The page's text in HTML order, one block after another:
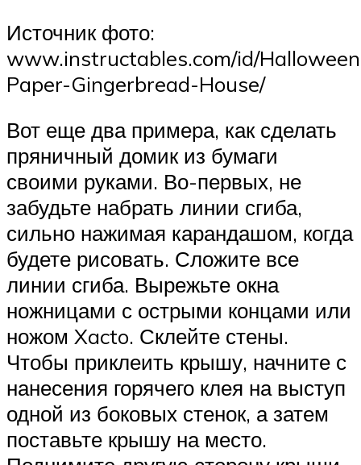
Источник фото:
www.instructables.com/id/
Paper-Gingerbread-House/
Вот еще два примера, как сделать
пряничный домик из бумаги
своими руками. Во-первых, не
забудьте набрать линии сгиба,
сильно нажимая карандашом, когда
будете рисовать. Сложите все
линии сгиба. Вырежьте окна
ножницами с острыми концами или
ножом Xacto. Склейте стены.
Чтобы приклеить крышу, начните с
нанесения горячего клея на выступ
одной из боковых стенок, а затем
поставьте крышу на место.